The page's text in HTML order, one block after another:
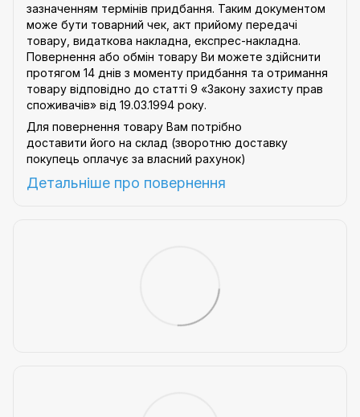
зазначенням термінів придбання. Таким документом
може бути товарний чек, акт прийому передачі
товару, видаткова накладна, експрес-накладна.
Повернення або обмін товару Ви можете здійснити
протягом 14 днів з моменту придбання та отримання
товару відповідно до статті 9 «Закону захисту прав
споживачів» від 19.03.1994 року.
Для повернення товару Вам потрібно
доставити його на склад (зворотню доставку
покупець оплачує за власний рахунок)
Детальніше про повернення